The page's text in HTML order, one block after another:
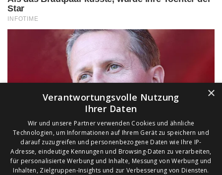
×
Verantwortungsvolle Nutzung
Ihrer Daten
Wir und unsere Partner verwenden Cookies und ähnliche
Technologien, um Informationen auf Ihrem Gerät zu speichern und
darauf zuzugreifen und personenbezogene Daten wie Ihre IP-
Adresse, eindeutige Kennungen und Browsing-Daten zu verarbeiten,
für personalisierte Werbung und Inhalte, Messung von Werbung und
Inhalten, Zielgruppen-Insights und zur Verbesserung von Diensten.